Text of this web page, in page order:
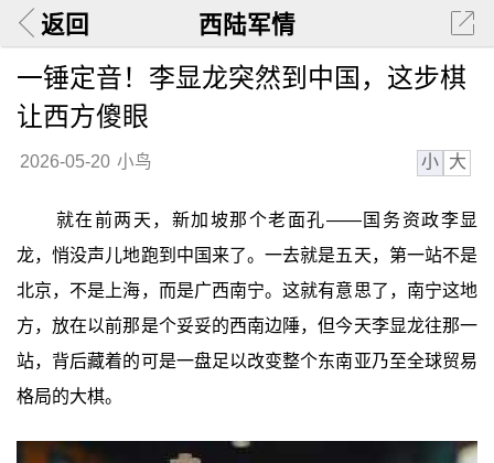
返回 西陆军情
一锤定音！李显龙突然到中国，这步棋
让西方傻眼
2026-05-20 小鸟 小 大
就在前两天，新加坡那个老面孔——国务资政李显
龙，悄没声儿地跑到中国来了。一去就是五天，第一站不是
北京，不是上海，而是广西南宁。这就有意思了，南宁这地
方，放在以前那是个妥妥的西南边陲，但今天李显龙往那一
站，背后藏着的可是一盘足以改变整个东南亚乃至全球贸易
格局的大棋。